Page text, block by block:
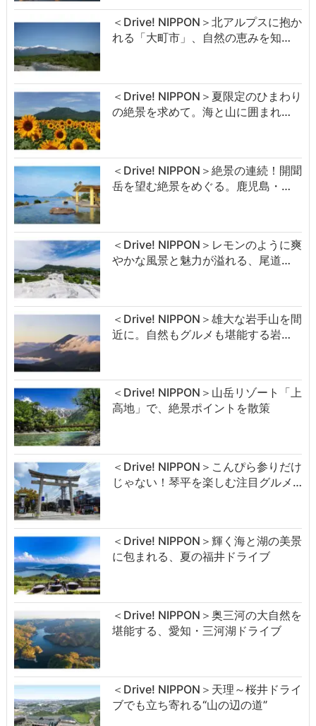
＜Drive! NIPPON＞北アルプスに抱か
れる「大町市」、自然の恵みを知…
＜Drive! NIPPON＞夏限定のひまわり
の絶景を求めて。海と山に囲まれ…
＜Drive! NIPPON＞絶景の連続！開聞
岳を望む絶景をめぐる。鹿児島・…
＜Drive! NIPPON＞レモンのように爽
やかな風景と魅力が溢れる、尾道…
＜Drive! NIPPON＞雄大な岩手山を間
近に。自然もグルメも堪能する岩…
＜Drive! NIPPON＞山岳リゾート「上
高地」で、絶景ポイントを散策
＜Drive! NIPPON＞こんぴら参りだけ
じゃない！琴平を楽しむ注目グルメ…
＜Drive! NIPPON＞輝く海と湖の美景
に包まれる、夏の福井ドライブ
＜Drive! NIPPON＞奥三河の大自然を
堪能する、愛知・三河湖ドライブ
＜Drive! NIPPON＞天理～桜井ドライ
ブでも立ち寄れる“山の辺の道”